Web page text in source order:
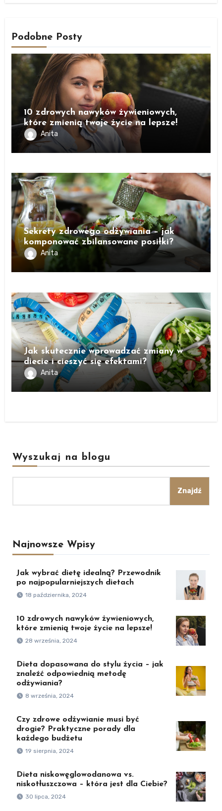
Podobne Posty
10 zdrowych nawyków żywieniowych,
które zmienią twoje życie na lepsze!
Anita
Sekrety zdrowego odżywiania – jak
komponować zbilansowane posiłki?
Anita
Jak skutecznie wprowadzać zmiany w
diecie i cieszyć się efektami?
Anita
Wyszukaj na blogu
Znajdź
Najnowsze Wpisy
Jak wybrać dietę idealną? Przewodnik
po najpopularniejszych dietach
18 października, 2024
10 zdrowych nawyków żywieniowych,
które zmienią twoje życie na lepsze!
28 września, 2024
Dieta dopasowana do stylu życia – jak
znaleźć odpowiednią metodę
odżywiania?
8 września, 2024
Czy zdrowe odżywianie musi być
drogie? Praktyczne porady dla
każdego budżetu
19 sierpnia, 2024
Dieta niskowęglowodanowa vs.
niskotłuszczowa – która jest dla Ciebie?
30 lipca, 2024